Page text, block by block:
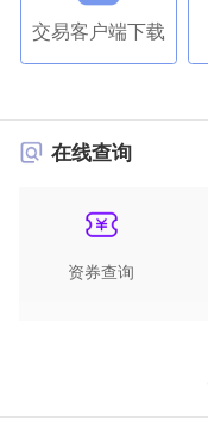
交易客户端下载
在线查询
资券查询